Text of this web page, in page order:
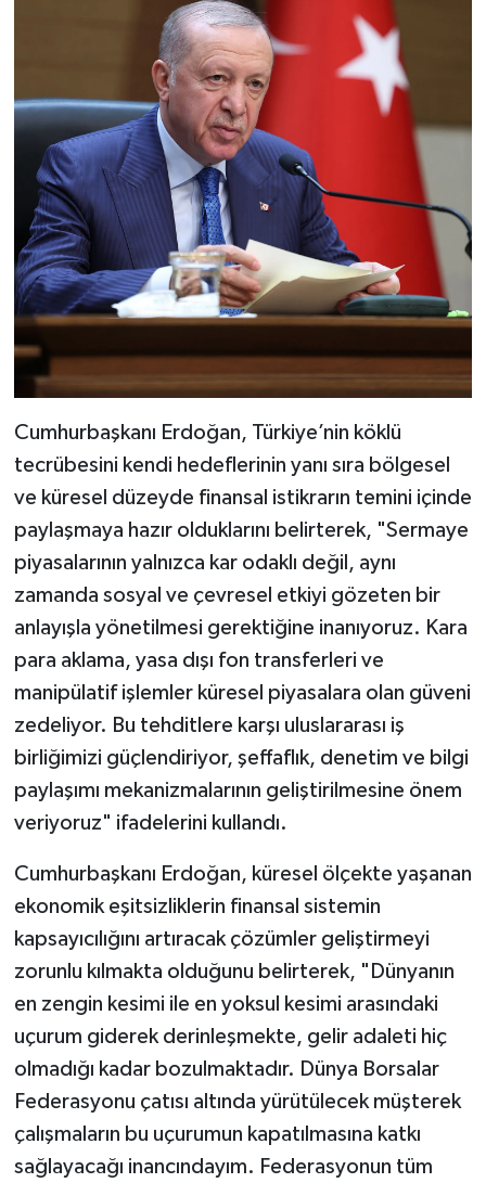
Cumhurbaşkanı Erdoğan, Türkiye’nin köklü
tecrübesini kendi hedeflerinin yanı sıra bölgesel
ve küresel düzeyde finansal istikrarın temini içinde
paylaşmaya hazır olduklarını belirterek, "Sermaye
piyasalarının yalnızca kar odaklı değil, aynı
zamanda sosyal ve çevresel etkiyi gözeten bir
anlayışla yönetilmesi gerektiğine inanıyoruz. Kara
para aklama, yasa dışı fon transferleri ve
manipülatif işlemler küresel piyasalara olan güveni
zedeliyor. Bu tehditlere karşı uluslararası iş
birliğimizi güçlendiriyor, şeffaflık, denetim ve bilgi
paylaşımı mekanizmalarının geliştirilmesine önem
veriyoruz" ifadelerini kullandı.
Cumhurbaşkanı Erdoğan, küresel ölçekte yaşanan
ekonomik eşitsizliklerin finansal sistemin
kapsayıcılığını artıracak çözümler geliştirmeyi
zorunlu kılmakta olduğunu belirterek, "Dünyanın
en zengin kesimi ile en yoksul kesimi arasındaki
uçurum giderek derinleşmekte, gelir adaleti hiç
olmadığı kadar bozulmaktadır. Dünya Borsalar
Federasyonu çatısı altında yürütülecek müşterek
çalışmaların bu uçurumun kapatılmasına katkı
sağlayacağı inancındayım. Federasyonun tüm